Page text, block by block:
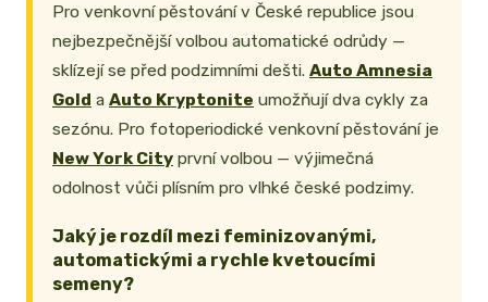
Pro venkovní pěstování v České republice jsou
nejbezpečnější volbou automatické odrůdy —
sklízejí se před podzimními dešti. Auto Amnesia
Gold a Auto Kryptonite umožňují dva cykly za
sezónu. Pro fotoperiodické venkovní pěstování je
New York City první volbou — výjimečná
odolnost vůči plísním pro vlhké české podzimy.
Jaký je rozdíl mezi feminizovanými,
automatickými a rychle kvetoucími
semeny?